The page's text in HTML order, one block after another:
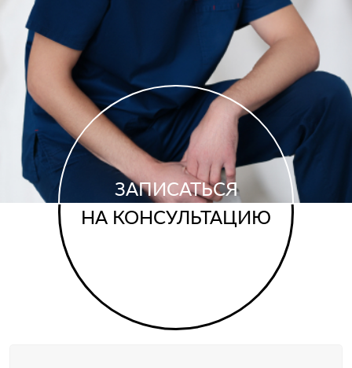
ЗАПИСАТЬСЯ
НА КОНСУЛЬТАЦИЮ